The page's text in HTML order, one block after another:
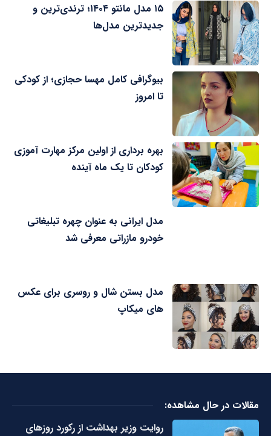
۱۵ مدل مانتو ۱۴۰۴؛ ترندی‌ترین و
جدیدترین مدل‌ها
بیوگرافی کامل مهسا حجازی؛ از کودکی
تا امروز
بهره برداری از اولین مرکز مهارت آموزی
کودکان تا یک ماه آینده
مدل ایرانی به عنوان چهره تبلیغاتی
خودرو مازراتی معرفی شد
مدل بستن شال و روسری برای عکس
های میکاپ
مقالات در حال مشاهده:
روایت وزیر بهداشت از رکورد روزهای